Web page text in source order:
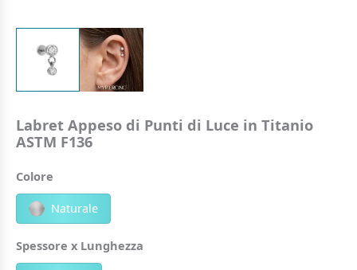
Labret Appeso di Punti di Luce in Titanio
ASTM F136
Colore
Naturale
Spessore x Lunghezza